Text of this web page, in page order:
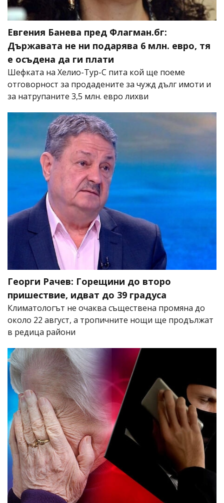
Евгения Банева пред Флагман.бг:
Държавата не ни подарява 6 млн. евро, тя
е осъдена да ги плати
Шефката на Хелио-Тур-С пита кой ще поеме
отговорност за продадените за чужд дълг имоти и
за натрупаните 3,5 млн. евро лихви
Георги Рачев: Горещини до второ
пришествие, идват до 39 градуса
Климатологът не очаква съществена промяна до
около 22 август, а тропичните нощи ще продължат
в редица райони